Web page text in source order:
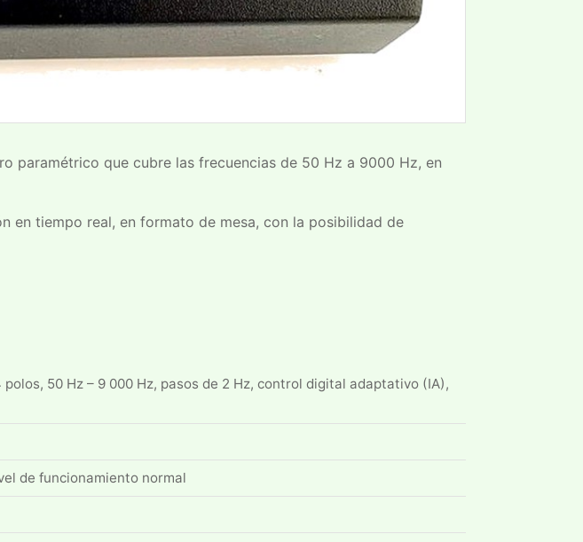
paramétrico que cubre las frecuencias de 50 Hz a 9000 Hz, en
en tiempo real, en formato de mesa, con la posibilidad de
50 Hz – 9 000 Hz, pasos de 2 Hz, control digital adaptativo (IA),
de funcionamiento normal